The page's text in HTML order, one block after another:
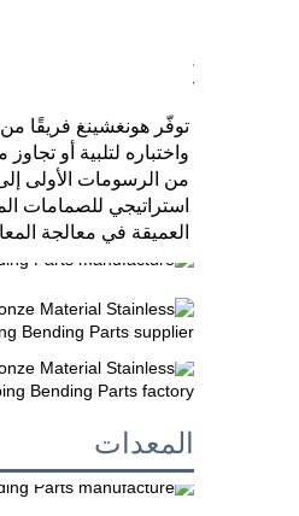
العميقة في معالجة
المعدات